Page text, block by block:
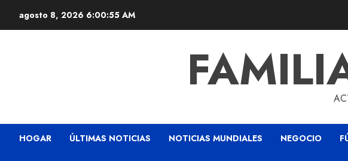
agosto 8, 2026 6:00:56 AM
HOGAR ÚLTIMAS NOTICIAS NOTICIAS MUNDIALES NEGOCIO